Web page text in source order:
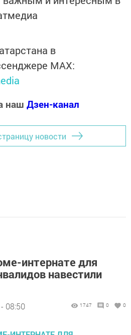
в
MАХ:
наш Дзен-канал
новости
интернате для
навестили
08:50 1747 0 0